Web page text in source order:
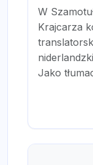
W
Krajcarza
Jako